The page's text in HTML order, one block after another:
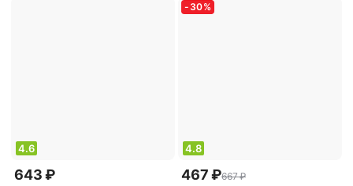
4.6
643 ₽
- 30%
4.8
467 ₽667 ₽